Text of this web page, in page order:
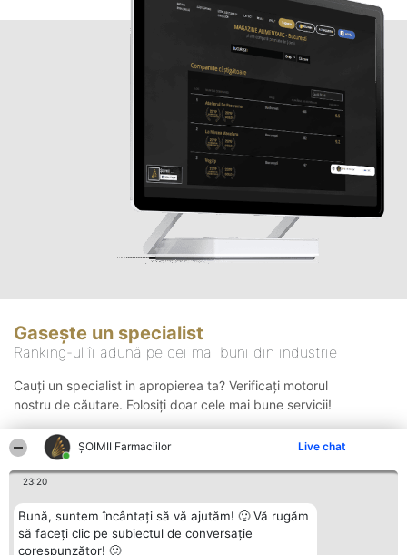
ŞOIMII Farmaciilor Live chat
23:20
Bună, suntem încântați să vă ajutăm! 🙂 Vă rugăm
să faceți clic pe subiectul de conversație
corespunzător! 🙂
Gasește un specialist
Ranking-ul îi adună pe cei mai buni din industrie
Cauți un specialist in apropierea ta? Verificați motorul
nostru de căutare. Folosiți doar cele mai bune servicii!